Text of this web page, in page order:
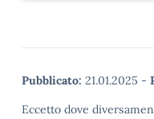
Pubblicato: 21.01.2025 -
Eccetto dove